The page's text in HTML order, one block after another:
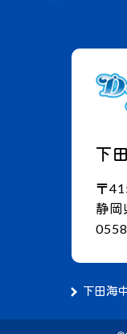
下
〒
静岡
下田海